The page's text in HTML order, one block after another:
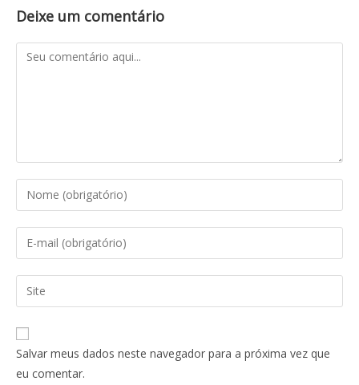
Deixe um comentário
Salvar meus dados neste navegador para a próxima vez que
eu comentar.